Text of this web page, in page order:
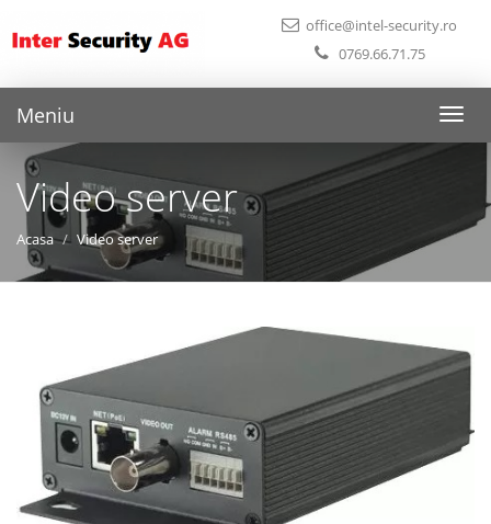
office@intel-security.ro
0769.66.71.75
Toggle
Meniu
Video server
Acasa Video server